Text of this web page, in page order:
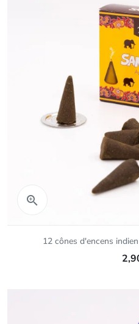
 Aperçu rapide
12 cônes d'encens